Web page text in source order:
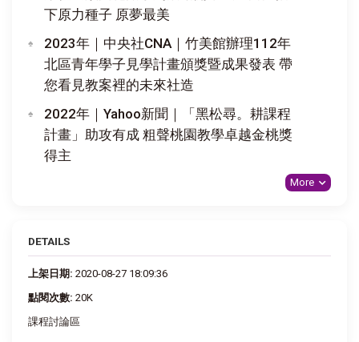
下原力種子 原夢最美
2023年｜中央社CNA｜竹美館辦理112年
北區青年學子見學計畫頒獎暨成果發表 帶
您看見教案裡的未來社造
2022年｜Yahoo新聞｜「黑松尋。耕課程
計畫」助攻有成 粗聲桃園教學卓越金桃獎
得主
More
DETAILS
上架日期: 2020-08-27 18:09:36
點閱次數: 20K
課程討論區